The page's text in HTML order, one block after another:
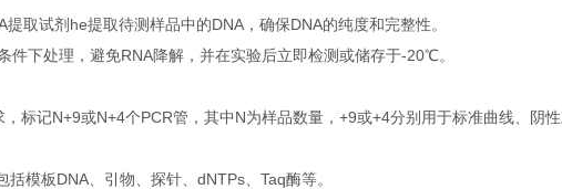
取试剂he提取待测样品中的DNA，确保DNA的纯度和完整性。
下处理，避免RNA降解，并在实验后立即检测或储存于-20℃。
标记N+9或N+4个PCR管，其中N为样品数量，+9或+4分别用于标准曲线、阴性
模板DNA、引物、探针、dNTPs、Taq酶等。